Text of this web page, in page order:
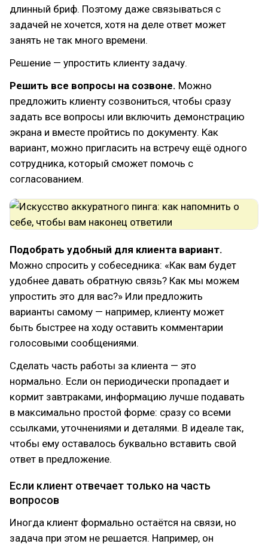
длинный бриф. Поэтому даже связываться с
задачей не хочется, хотя на деле ответ может
занять не так много времени.
Решение — упростить клиенту задачу.
Решить все вопросы на созвоне. Можно
предложить клиенту созвониться, чтобы сразу
задать все вопросы или включить демонстрацию
экрана и вместе пройтись по документу. Как
вариант, можно пригласить на встречу ещё одного
сотрудника, который сможет помочь с
согласованием.
Подобрать удобный для клиента вариант.
Можно спросить у собеседника: «Как вам будет
удобнее давать обратную связь? Как мы можем
упростить это для вас?» Или предложить
варианты самому — например, клиенту может
быть быстрее на ходу оставить комментарии
голосовыми сообщениями.
Сделать часть работы за клиента — это
нормально. Если он периодически пропадает и
кормит завтраками, информацию лучше подавать
в максимально простой форме: сразу со всеми
ссылками, уточнениями и деталями. В идеале так,
чтобы ему оставалось буквально вставить свой
ответ в предложение.
Если клиент отвечает только на часть
вопросов
Иногда клиент формально остаётся на связи, но
задача при этом не решается. Например, он